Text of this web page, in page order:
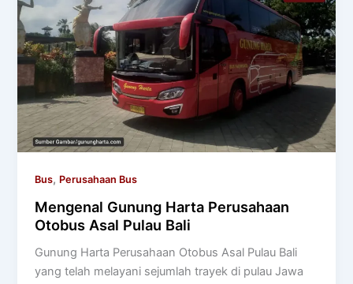
Bus, Perusahaan Bus
Mengenal Gunung Harta Perusahaan
Otobus Asal Pulau Bali
Gunung Harta Perusahaan Otobus Asal Pulau Bali
yang telah melayani sejumlah trayek di pulau Jawa